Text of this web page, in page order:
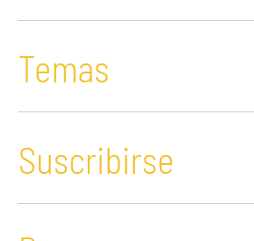
Temas
Suscribirse